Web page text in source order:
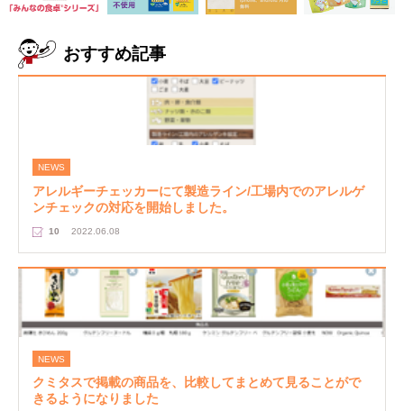
おすすめ記事
NEWS
アレルギーチェッカーにて製造ライン/工場内でのアレルゲ
ンチェックの対応を開始しました。
10 2022.06.08
NEWS
クミタスで掲載の商品を、比較してまとめて見ることがで
きるようになりました